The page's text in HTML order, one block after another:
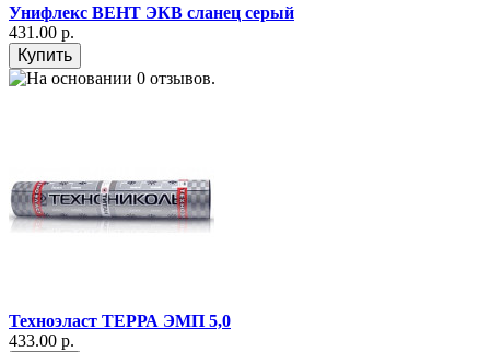
Унифлекс ВЕНТ ЭКВ сланец серый
431.00 р.
Техноэласт ТЕРРА ЭМП 5,0
433.00 р.